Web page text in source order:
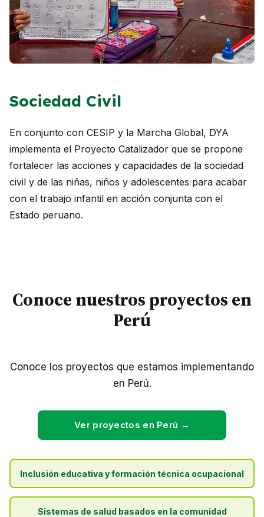
Sociedad Civil
En conjunto con CESIP y la Marcha Global, DYA
implementa el Proyecto Catalizador que se propone
fortalecer las acciones y capacidades de la sociedad
civil y de las niñas, niños y adolescentes para acabar
con el trabajo infantil en acción conjunta con el
Estado peruano.
Conoce nuestros proyectos en
Perú
Conoce los proyectos que estamos implementando
en Perú.
Ver proyectos en Perú →
Inclusión educativa y formación técnica ocupacional
Sistemas de salud basados en la comunidad